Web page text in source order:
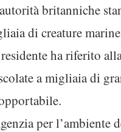
britanniche
di creature
ha riferito
a migliaia di
per